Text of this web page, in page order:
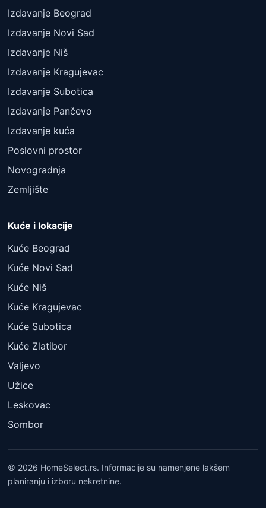
Izdavanje Beograd
Izdavanje Novi Sad
Izdavanje Niš
Izdavanje Kragujevac
Izdavanje Subotica
Izdavanje Pančevo
Izdavanje kuća
Poslovni prostor
Novogradnja
Zemljište
Kuće i lokacije
Kuće Beograd
Kuće Novi Sad
Kuće Niš
Kuće Kragujevac
Kuće Subotica
Kuće Zlatibor
Valjevo
Užice
Leskovac
Sombor
© 2026 HomeSelect.rs. Informacije su namenjene lakšem
planiranju i izboru nekretnine.